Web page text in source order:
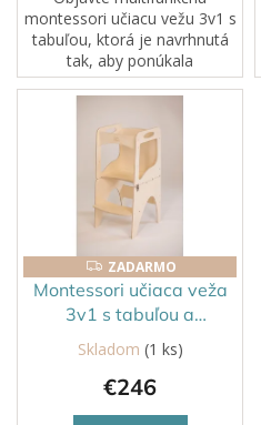
montessori učiacu vežu 3v1 s
tabuľou, ktorá je navrhnutá
tak, aby ponúkala
všestrannosť a nezávislosť.
na stôl a stoličku a poskytuje
bezpečné...
ZADARMO
ZADARMO
Montessori učiaca veža
3v1 s tabuľou a
zaoblenými bokmi
prírodná/lakovaná
Skladom (1 ks)
€246